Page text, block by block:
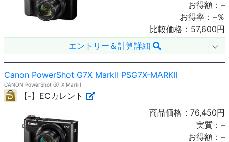
お得額： –
お得率： –％
比較価格： 57,600円
エントリー＆計算詳細
Canon PowerShot G7X MarkII PSG7X-MARKII
CANON PowerShot G7 X MarkII
【-】ECカレント
商品価格： 76,450円
実質： –
お得額： –